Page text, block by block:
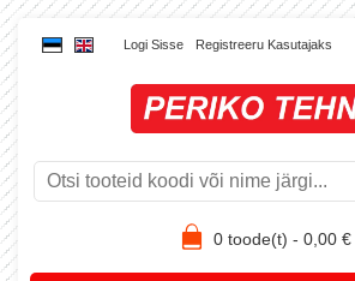
Logi Sisse Registreeru Kasutajaks
0toode(t) - 0,00€